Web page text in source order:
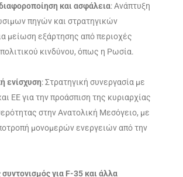
και ασφάλεια: Ανάπτυξη
πηγών και στρατηγικών
μείωση εξάρτησης από περιοχές
κινδύνου, όπως η Ρωσία.
ενίσχυση: Στρατηγική συνεργασία με
ΕΕ για την προάσπιση της κυριαρχίας
στην Ανατολική Μεσόγειο, με
μονομερών ενεργειών από την
συντονισμός για F-35 και άλλα